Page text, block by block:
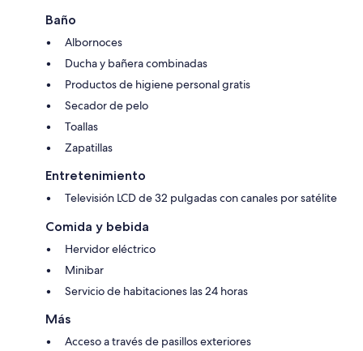
Baño
Albornoces
Ducha y bañera combinadas
Productos de higiene personal gratis
Secador de pelo
Toallas
Zapatillas
Entretenimiento
Televisión LCD de 32 pulgadas con canales por satélite
Comida y bebida
Hervidor eléctrico
Minibar
Servicio de habitaciones las 24 horas
Más
Acceso a través de pasillos exteriores